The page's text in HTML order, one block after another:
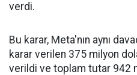
verdi.
Bu karar, Meta'nın aynı
karar verilen 375 milyon
verildi ve toplam tutar 942